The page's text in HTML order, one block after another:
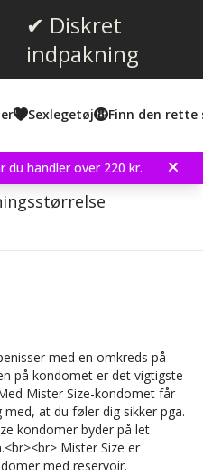
✔ Diskret
indpakning
Sexlegetøj Finn den rette
du handler over 220 kr.
(12)
Size 57 -
med en omkreds på
på kondomet er det vigtigste
Mister Size-kondomet får
at du føler dig sikker pga.
kondomer byder på let
Mister Size er
med reservoir.